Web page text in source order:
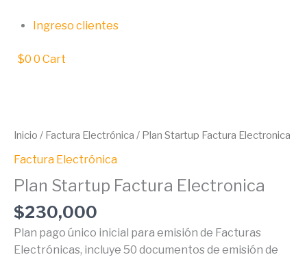
Ingreso clientes
$0 0 Cart
Inicio / Factura Electrónica / Plan Startup Factura Electronica
Factura Electrónica
Plan Startup Factura Electronica
$230,000
Plan pago único inicial para emisión de Facturas
Electrónicas, incluye 50 documentos de emisión de
Factura
cantidad